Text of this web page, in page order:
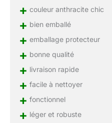
+ couleur anthracite chic
+ bien emballé
+ emballage protecteur
+ bonne qualité
+ livraison rapide
+ facile à nettoyer
+ fonctionnel
+ léger et robuste